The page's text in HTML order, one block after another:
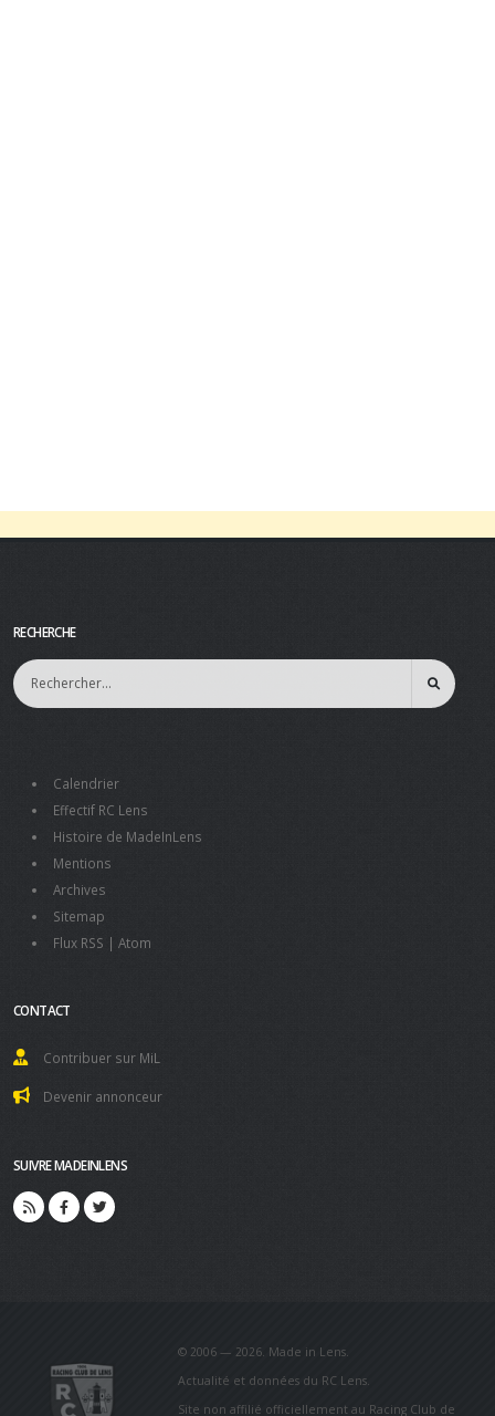
RECHERCHE
Calendrier
Effectif RC Lens
Histoire de MadeInLens
Mentions
Archives
Sitemap
Flux RSS | Atom
CONTACT
Contribuer sur MiL
Devenir annonceur
SUIVRE MADEINLENS
© 2006 — 2026. Made in Lens.
Actualité et données du RC Lens.
Site non affilié officiellement au Racing Club de